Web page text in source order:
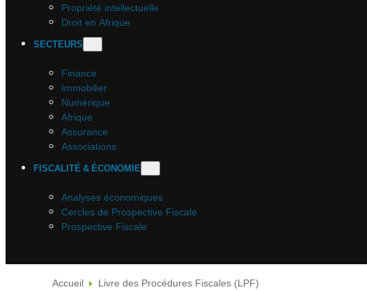
Propriété intellectuelle
Droit en Afrique
SECTEURS
Finance
Immobilier
Numérique
Afrique
Assurance
Associations
FISCALITÉ & ÉCONOMIE
Analyses économiques
Cercles de Prospective Fiscale
Prospective Fiscale
Accueil Livre des Procédures Fiscales (LPF)